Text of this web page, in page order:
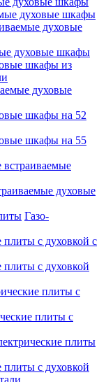
духовые шкафы
духовые
духовые шкафы
шкафы из
духовые
шкафы на 52
шкафы на 55
встраиваемые
духовые
Газо-
плиты с духовкой с
плиты с духовкой
плиты с
плиты с
плиты
плиты с духовкой